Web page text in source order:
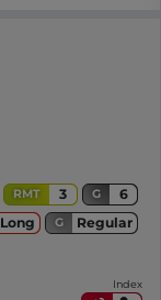
RMT 3 G
6
Long
G Regular
Index